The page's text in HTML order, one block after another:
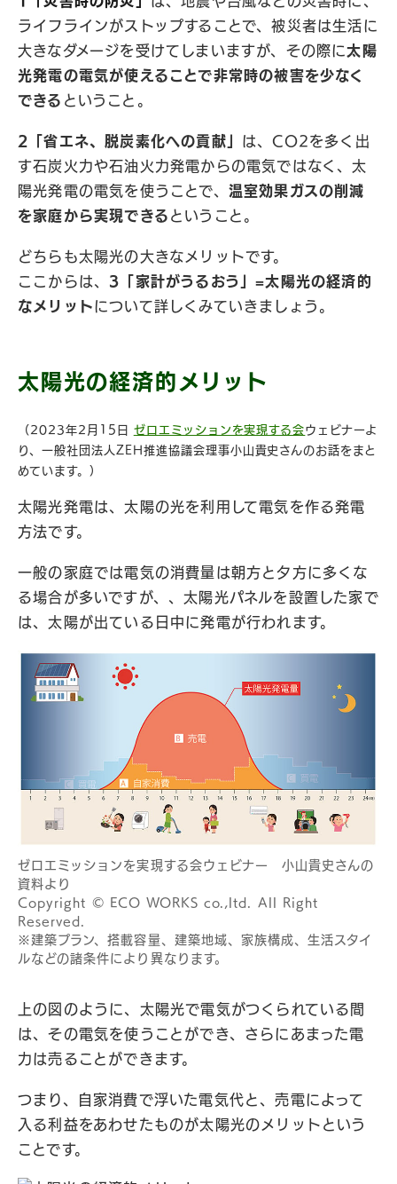
ライフラインがストップすることで、被災者は生活に
大きなダメージを受けてしまいますが、その際に太陽
光発電の電気が使えることで非常時の被害を少なく
できる ということ。
2「省エネ、脱炭素化への貢献」 は、CO2を多く出
す石炭火力や石油火力発電からの電気ではなく、太
陽光発電の電気を使うことで、 温室効果ガスの削減
を家庭から実現できる ということ。
どちらも太陽光の大きなメリットです。
ここからは、 3「家計がうるおう」=太陽光の経済的
なメリットについて詳しくみていきましょう。
太陽光の経済的メリット
（2023年2月15日 ゼロエミッションを実現する会ウェビナーよ
り、⼀般社団法⼈ZEH推進協議会理事⼩⼭貴史さんのお話をまと
めています。）
太陽光発電は、太陽の光を利用して電気を作る発電
方法です。
一般の家庭では電気の消費量は朝方と夕方に多くな
る場合が多いですが、、太陽光パネルを設置した家で
は、太陽が出ている日中に発電が行われます。
ゼロエミッションを実現する会ウェビナー ⼩⼭貴史さんの
資料より
Copyright © ECO WORKS co.,ltd. All Right
Reserved.
※建築プラン、搭載容量、建築地域、家族構成、生活スタイ
ルなどの諸条件により異なります。
上の図のように、太陽光で電気がつくられている間
は、その電気を使うことができ、さらにあまった電
力は売ることができます。
つまり、自家消費で浮いた電気代と、売電によって
入る利益をあわせたものが太陽光のメリットという
ことです。